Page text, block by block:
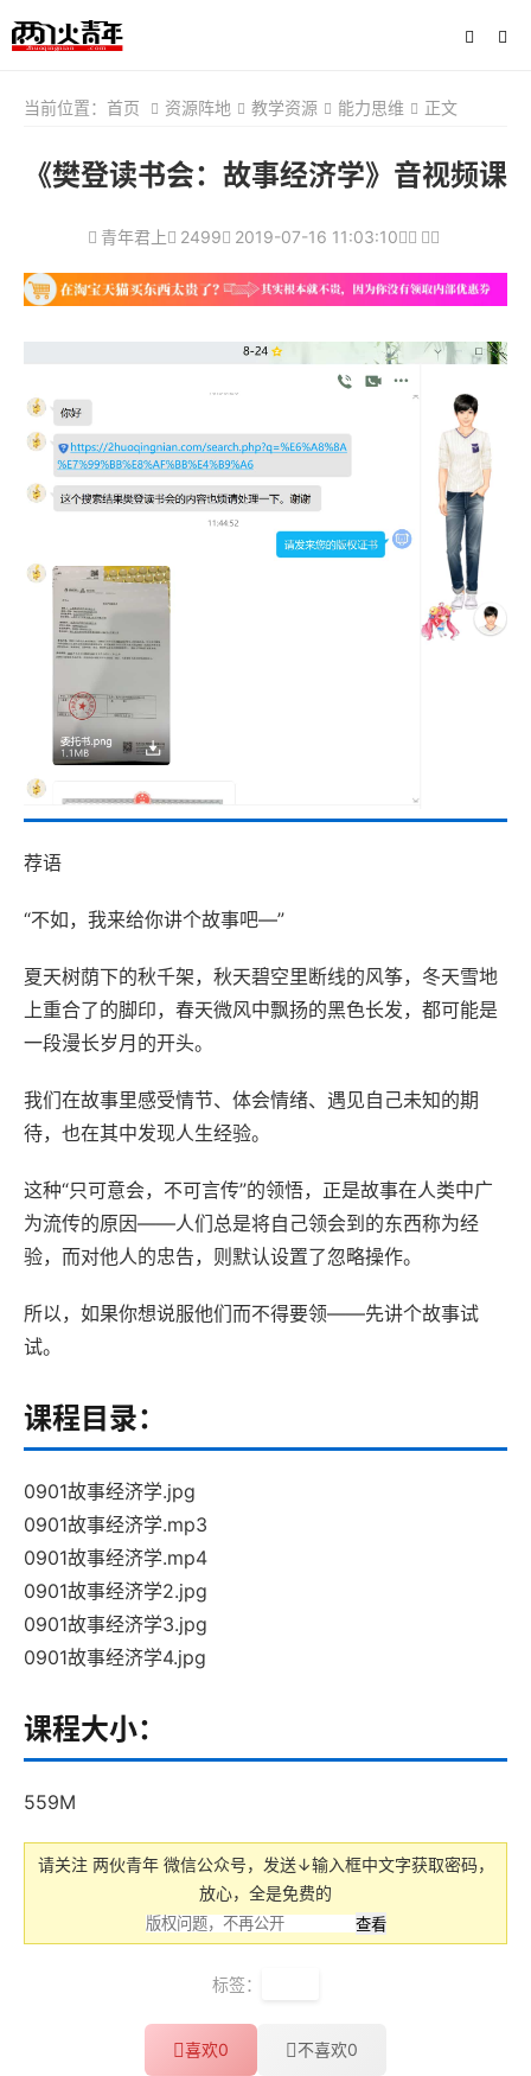
当前位置： 首页 资源阵地 教学资源 能力思维 正文
《樊登读书会：故事经济学》音视频课
青年君上 2499 2019-07-16 11:03:10
荐语
“不如，我来给你讲个故事吧—”
夏天树荫下的秋千架，秋天碧空里断线的风筝，冬天雪地
上重合了的脚印，春天微风中飘扬的黑色长发，都可能是
一段漫长岁月的开头。
我们在故事里感受情节、体会情绪、遇见自己未知的期
待，也在其中发现人生经验。
这种“只可意会，不可言传”的领悟，正是故事在人类中广
为流传的原因——人们总是将自己领会到的东西称为经
验，而对他人的忠告，则默认设置了忽略操作。
所以，如果你想说服他们而不得要领——先讲个故事试
试。
课程目录：
0901故事经济学.jpg
0901故事经济学.mp3
0901故事经济学.mp4
0901故事经济学2.jpg
0901故事经济学3.jpg
0901故事经济学4.jpg
课程大小：
559M
请关注 两伙青年 微信公众号，发送↓输入框中文字获取密码，
放心，全是免费的
标签：
喜欢0 不喜欢0